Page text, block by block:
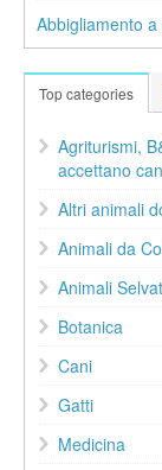
Abbigliamento
Top categories
Agriturismi,
accettano
Altri animali
Animali da
Animali
Botanica
Cani
Gatti
Medicina